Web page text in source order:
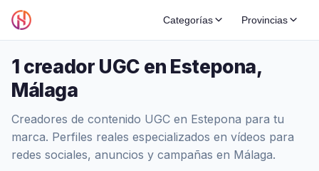
Categorías Provincias
1 creador UGC en Estepona,
Málaga
Creadores de contenido UGC en Estepona para tu
marca. Perfiles reales especializados en vídeos para
redes sociales, anuncios y campañas en Málaga.